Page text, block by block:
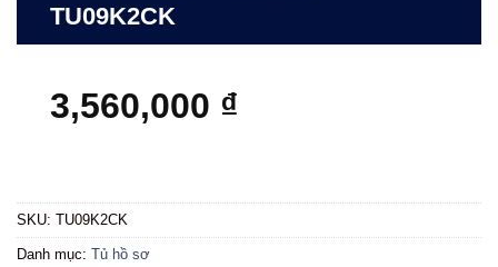
TU09K2CK
3,560,000 ₫
SKU: TU09K2CK
Danh mục: Tủ hồ sơ